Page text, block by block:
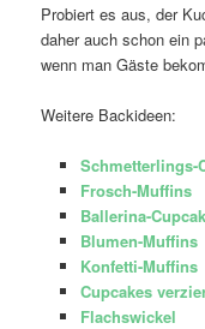
Probiert es aus, der
daher auch schon ein
wenn man Gäste
Weitere Backideen:
Schmetterlings-
Frosch-Muffins
Ballerina-
Blumen-Muffins
Konfetti-Muffins
Cupcakes
Flachswickel